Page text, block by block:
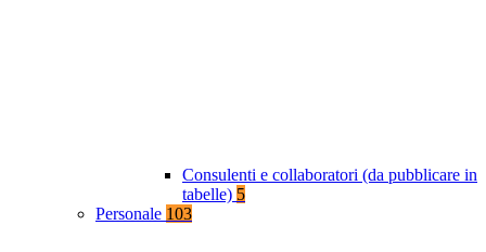
Consulenti e collaboratori (da pubblicare in
tabelle) 5
Personale 103